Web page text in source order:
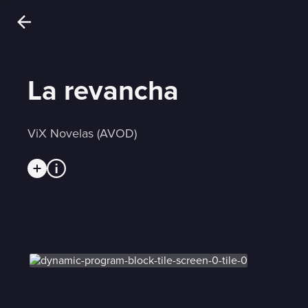
La revancha
ViX Novelas (AVOD)